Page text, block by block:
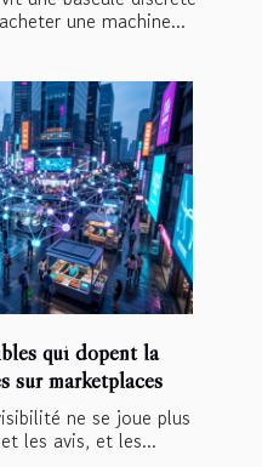
une machine...
qui dopent la
sur marketplaces
ne se joue plus
les avis, et les...